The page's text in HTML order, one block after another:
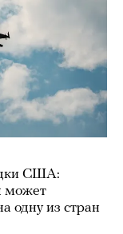
США:
может
одну из стран